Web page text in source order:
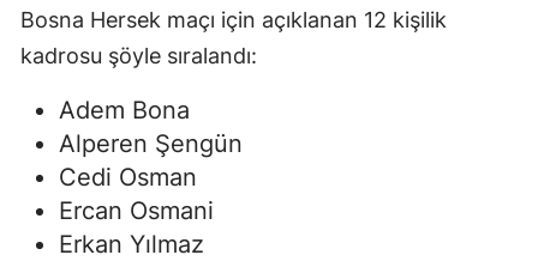
Kayseri
Bosna Hersek maçı için açıklanan 12 kişilik
kadrosu şöyle sıralandı:
Adem Bona
Alperen Şengün
Cedi Osman
Ercan Osmani
Erkan Yılmaz